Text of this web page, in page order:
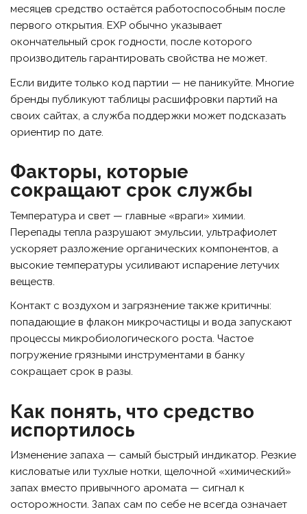
месяцев средство остаётся работоспособным после
первого открытия. EXP обычно указывает
окончательный срок годности, после которого
производитель гарантировать свойства не может.
Если видите только код партии — не паникуйте. Многие
бренды публикуют таблицы расшифровки партий на
своих сайтах, а служба поддержки может подсказать
ориентир по дате.
Факторы, которые
сокращают срок службы
Температура и свет — главные «враги» химии.
Перепады тепла разрушают эмульсии, ультрафиолет
ускоряет разложение органических компонентов, а
высокие температуры усиливают испарение летучих
веществ.
Контакт с воздухом и загрязнение также критичны:
попадающие в флакон микрочастицы и вода запускают
процессы микробиологического роста. Частое
погружение грязными инструментами в банку
сокращает срок в разы.
Как понять, что средство
испортилось
Изменение запаха — самый быстрый индикатор. Резкие
кисловатые или тухлые нотки, щелочной «химический»
запах вместо привычного аромата — сигнал к
осторожности. Запах сам по себе не всегда означает